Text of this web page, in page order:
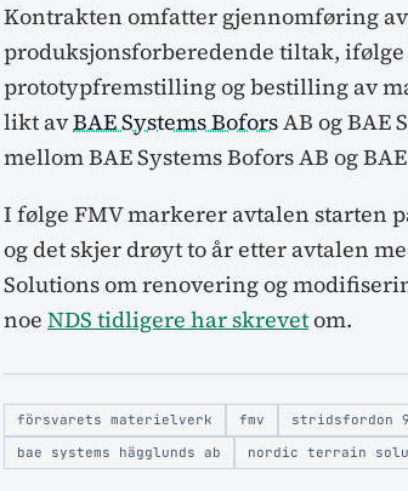
Kontrakten omfatter gjennomføring
produksjonsforberedende tiltak, ifølge
prototypfremstilling og bestilling av
likt avBAE Systems BoforsAB og BAE
mellom BAE Systems Bofors AB og
I følge FMV markerer avtalen starten
og det skjer drøyt to år etter avtalen
Solutions om renovering og
noe NDS tidligere har skrevetom.
försvarets materielverk fmv stridsfordon
bae systems hägglunds ab
nordic terrain